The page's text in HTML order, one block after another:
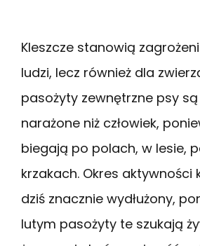
Kleszcze stanowią
ludzi, lecz również dla
pasożyty zewnętrzne psy
narażone niż człowiek,
biegają po polach, w lesie,
krzakach. Okres aktywności
dziś znacznie wydłużony,
lutym pasożyty te szukają